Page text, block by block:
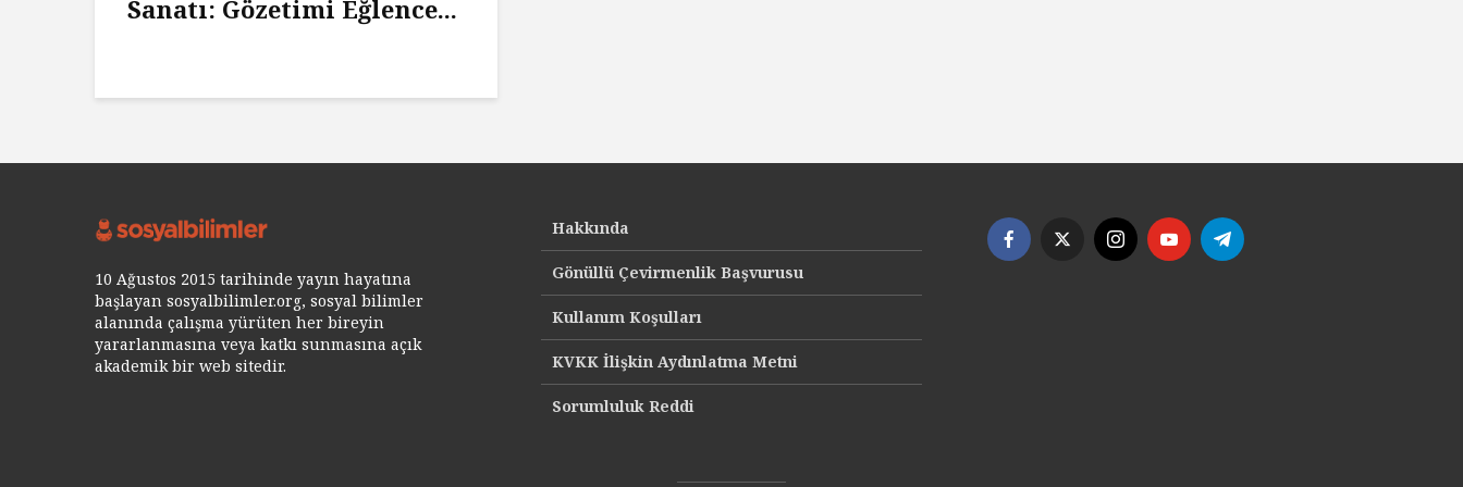
Sanatı: Gözetimi Eğlence...
10 Ağustos 2015 tarihinde yayın hayatına
başlayan sosyalbilimler.org, sosyal bilimler
alanında çalışma yürüten her bireyin
yararlanmasına veya katkı sunmasına açık
akademik bir web sitedir.
Hakkında
Gönüllü Çevirmenlik Başvurusu
Kullanım Koşulları
KVKK İlişkin Aydınlatma Metni
Sorumluluk Reddi